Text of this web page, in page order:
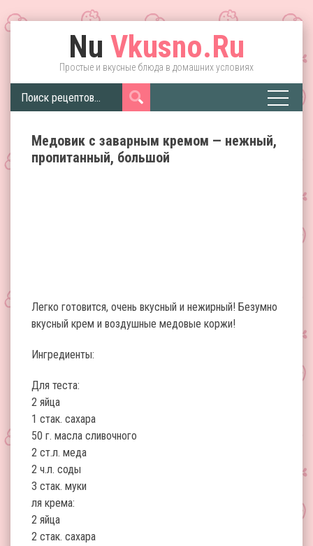
Nu Vkusno.Ru
Простые и вкусные блюда в домашних условиях
Медовик с заварным кремом — нежный,
пропитанный, большой
Легко готовится, очень вкусный и нежирный! Безумно
вкусный крем и воздушные медовые коржи!
Ингредиенты:
Для теста:
2 яйца
1 стак. сахара
50 г. масла сливочного
2 ст.л. меда
2 ч.л. соды
3 стак. муки
ля крема:
2 яйца
2 стак. сахара